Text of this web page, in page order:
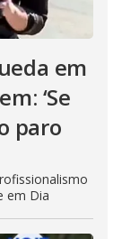
em
‘Se
paro
em Dia